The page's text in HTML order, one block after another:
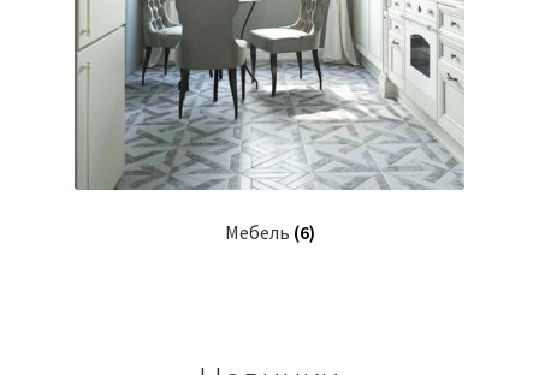
Мебель (6)